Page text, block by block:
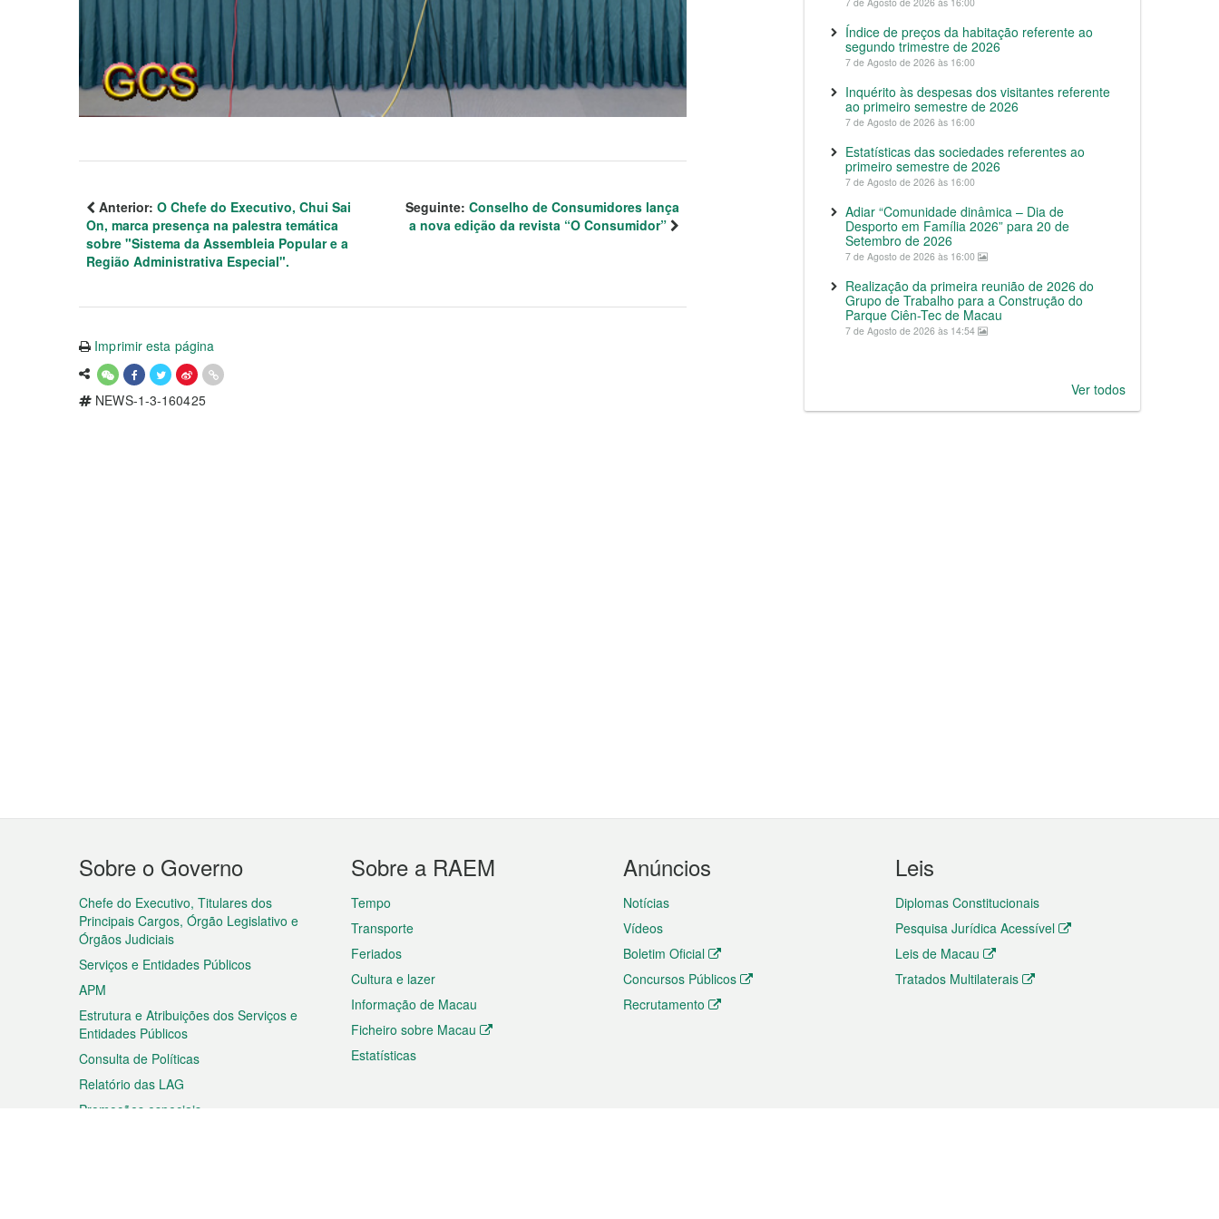
Anterior: O Chefe do Executivo, Chui Sai
On, marca presença na palestra temática
sobre "Sistema da Assembleia Popular e a
Região Administrativa Especial".
Seguinte: Conselho de Consumidores lança
a nova edição da revista “O Consumidor”
Imprimir esta página
NEWS-1-3-160425
Índice de preços da habitação referente ao
segundo trimestre de 2026
7 de Agosto de 2026 às 16:00
Inquérito às despesas dos visitantes referente
ao primeiro semestre de 2026
7 de Agosto de 2026 às 16:00
Estatísticas das sociedades referentes ao
primeiro semestre de 2026
7 de Agosto de 2026 às 16:00
Adiar “Comunidade dinâmica – Dia de
Desporto em Família 2026” para 20 de
Setembro de 2026
7 de Agosto de 2026 às 16:00
Realização da primeira reunião de 2026 do
Grupo de Trabalho para a Construção do
Parque Ciên-Tec de Macau
7 de Agosto de 2026 às 14:54
Ver todos
Menu
do
rodapé
Sobre o Governo
Chefe do Executivo, Titulares dos
Principais Cargos, Órgão Legislativo e
Órgãos Judiciais
Serviços e Entidades Públicos
APM
Estrutura e Atribuições dos Serviços e
Entidades Públicos
Consulta de Políticas
Relatório das LAG
Promoções especiais
Sobre a RAEM
Tempo
Transporte
Feriados
Cultura e lazer
Informação de Macau
Ficheiro sobre Macau
Estatísticas
Anúncios
Notícias
Vídeos
Boletim Oficial
Concursos Públicos
Recrutamento
Leis
Diplomas Constitucionais
Pesquisa Jurídica Acessível
Leis de Macau
Tratados Multilaterais